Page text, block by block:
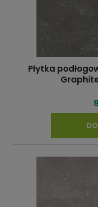
Płytka